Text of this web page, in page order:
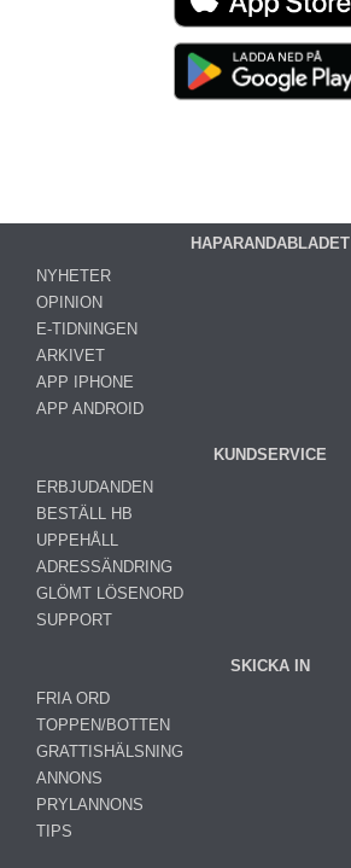
HAPARANDABLADET
NYHETER
OPINION
E-TIDNINGEN
ARKIVET
APP IPHONE
APP ANDROID
KUNDSERVICE
ERBJUDANDEN
BESTÄLL HB
UPPEHÅLL
ADRESSÄNDRING
GLÖMT LÖSENORD
SUPPORT
SKICKA IN
FRIA ORD
TOPPEN/BOTTEN
GRATTISHÄLSNING
ANNONS
PRYLANNONS
TIPS